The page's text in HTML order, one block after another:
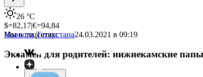
26 °C
$=82,17|€=94,84
Мы в соцсетях:
Новости Татарстана24.03.2021 в 09:19
Экзамен для родителей: нижнекамские